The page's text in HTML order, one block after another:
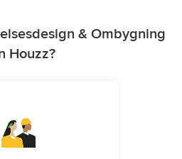
& Ombygning
Houzz?